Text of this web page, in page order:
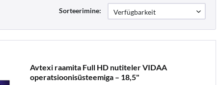
Sorteerimine:
Avtexi raamita Full HD nutiteler VIDAA
operatsioonisüsteemiga – 18,5"